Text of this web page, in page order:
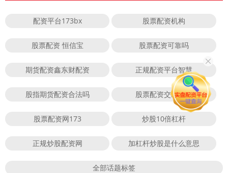
配资平台173bx 股票配资机构
股票配资 恒信宝 股票配资可靠吗
期货配资鑫东财配资 正规配资平台智慧
股指期货配资合法吗 股票配资交易佣金
股票配资网173 炒股10倍杠杆
正规炒股配资网 加杠杆炒股是什么意思
全部话题标签